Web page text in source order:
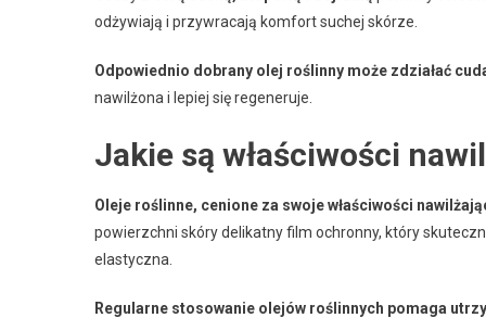
odżywiają i przywracają komfort suchej skórze.
Odpowiednio dobrany olej roślinny może zdziałać
nawilżona i lepiej się regeneruje.
Jakie są właściwości
Oleje roślinne, cenione za swoje właściwości
powierzchni skóry delikatny film ochronny, który
elastyczna.
Regularne stosowanie olejów roślinnych pomaga